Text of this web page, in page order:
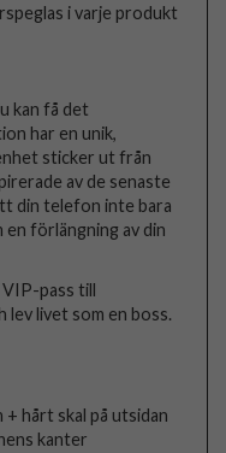
i varje produkt
kan få det
har en unik,
sticker ut från
av de senaste
din telefon inte bara
en förlängning av din
pass till
lev livet som en boss.
+ hårt skal på utsidan
kanter